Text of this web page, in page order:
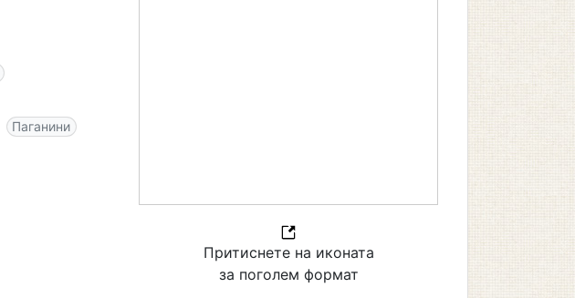
Паганини
Притиснете на иконата
за поголем формат